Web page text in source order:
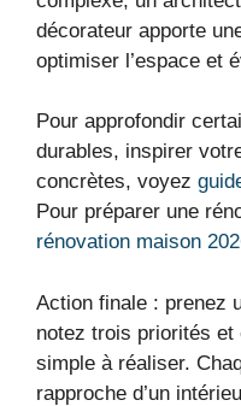
décorateur apporte
optimiser l’espace et
Pour approfondir
durables, inspirer
concrètes, voyez
Pour préparer une
rénovation maison
Action finale : prenez
notez trois priorités et
simple à réaliser.
rapproche d’un